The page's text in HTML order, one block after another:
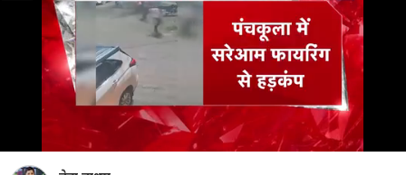
minutes,
seconds